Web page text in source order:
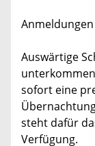
Auswärtige
sofort eine
steht dafür
Verfügung.